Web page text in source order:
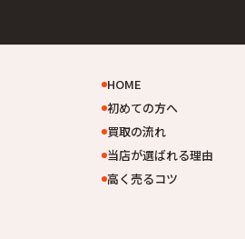
HOME
初めての方へ
買取の流れ
当店が選ばれる理由
高く売るコツ